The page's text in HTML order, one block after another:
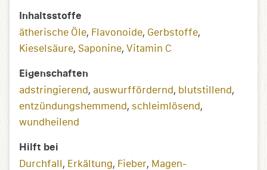
Inhaltsstoffe
ätherische Öle, Flavonoide, Gerbstoffe,
Kieselsäure, Saponine, Vitamin C
Eigenschaften
adstringierend, auswurffördernd, blutstillend,
entzündungs­­hemmend, schleimlösend,
wundheilend
Hilft bei
Durchfall, Erkältung, Fieber, Magen-